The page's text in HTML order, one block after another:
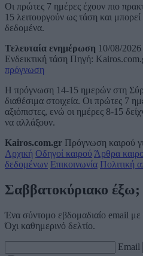
Οι πρώτες 7 ημέρες έχουν πιο
15 λειτουργούν ως τάση και
δεδομένα.
Τελευταία ενημέρωση 10/08/
Ενδεικτική τάση Πηγή:
πρόγνωση
Η πρόγνωση 14-15 ημερών στη
διαθέσιμα στοιχεία. Οι πρώτες 7
αξιόπιστες, ενώ οι ημέρες 8-15
να αλλάξουν.
Kairos.com.gr Πρόγνωση καιρού
Αρχική Οδηγοί καιρού Άρθρα
δεδομένων Επικοινωνία Πολιτική
Σαββατοκύριακο έξω;
Ένα σύντομο εβδομαδιαίο email με
Όχι καθημερινό δελτίο.
Email